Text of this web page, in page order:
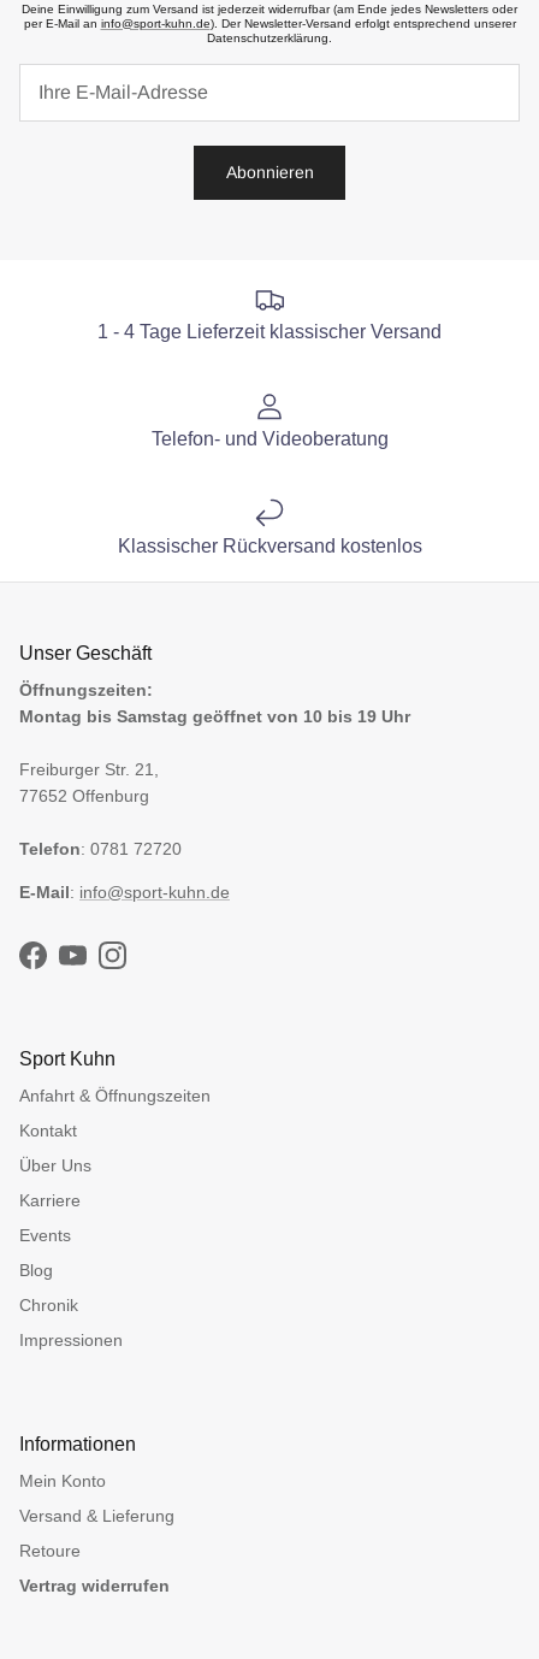
Deine Einwilligung zum Versand ist jederzeit widerrufbar (am Ende jedes Newsletters oder
per E-Mail an info@sport-kuhn.de). Der Newsletter-Versand erfolgt entsprechend unserer
Datenschutzerklärung.
Abonnieren
1 - 4 Tage Lieferzeit klassischer Versand
Telefon- und Videoberatung
Klassischer Rückversand kostenlos
Unser Geschäft
Öffnungszeiten:
Montag bis Samstag geöffnet von 10 bis 19 Uhr
Freiburger Str. 21,
77652 Offenburg
Telefon: 0781 72720
E-Mail: info@sport-kuhn.de
Facebook
YouTubeInstagram
Sport Kuhn
Anfahrt & Öffnungszeiten
Kontakt
Über Uns
Karriere
Events
Blog
Chronik
Impressionen
Informationen
Mein Konto
Versand & Lieferung
Retoure
Vertrag widerrufen